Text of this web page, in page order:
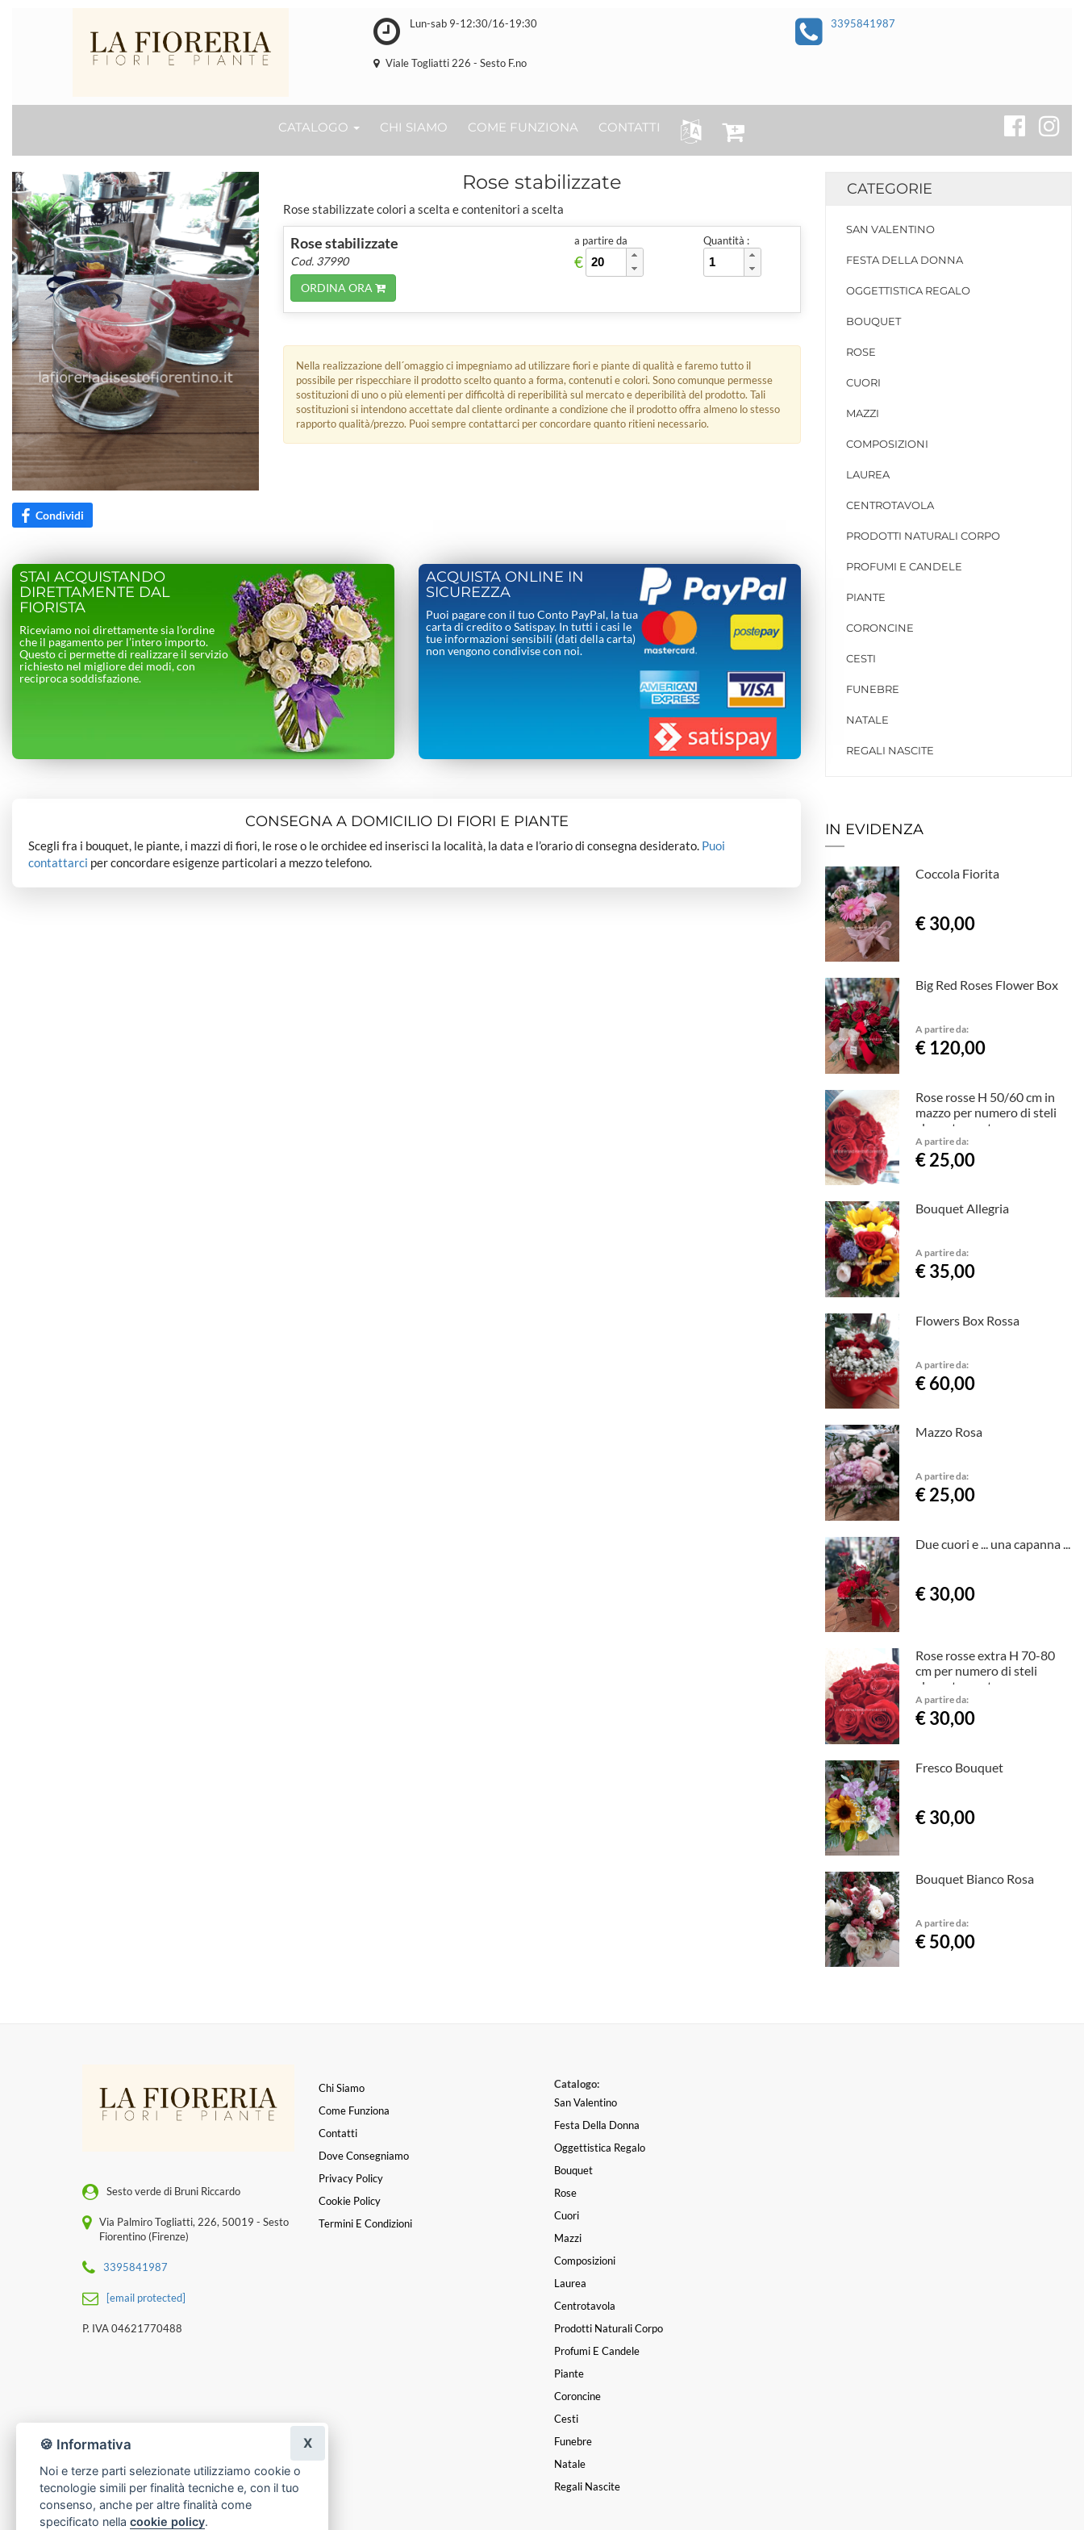
Lun-sab 9-12:30/16-19:30 3395841987
Viale Togliatti 226 - Sesto F.no
CATALOGO CHI SIAMO COME FUNZIONA CONTATTI
Condividi
Rose stabilizzate
Rose stabilizzate colori a scelta e contenitori a scelta
Rose stabilizzate
Cod. 37990
ORDINA ORA
a partire da
€
Quantità :
Nella realizzazione dell´omaggio ci impegniamo ad utilizzare fiori e piante di qualità e faremo tutto il
possibile per rispecchiare il prodotto scelto quanto a forma, contenuti e colori. Sono comunque permesse
sostituzioni di uno o più elementi per difficoltà di reperibilità sul mercato e deperibilità del prodotto. Tali
sostituzioni si intendono accettate dal cliente ordinante a condizione che il prodotto offra almeno lo stesso
rapporto qualità/prezzo. Puoi sempre contattarci per concordare quanto ritieni necessario.
STAI ACQUISTANDO
DIRETTAMENTE DAL
FIORISTA
Riceviamo noi direttamente sia l’ordine
che il pagamento per l’intero importo.
Questo ci permette di realizzare il servizio
richiesto nel migliore dei modi, con
reciproca soddisfazione.
ACQUISTA ONLINE IN
SICUREZZA
Puoi pagare con il tuo Conto PayPal, la tua
carta di credito o Satispay. In tutti i casi le
tue informazioni sensibili (dati della carta)
non vengono condivise con noi.
CONSEGNA A DOMICILIO DI FIORI E PIANTE
Scegli fra i bouquet, le piante, i mazzi di fiori, le rose o le orchidee ed inserisci la località, la data e l’orario di consegna desiderato. Puoi
contattarci per concordare esigenze particolari a mezzo telefono.
CATEGORIE
SAN VALENTINO
FESTA DELLA DONNA
OGGETTISTICA REGALO
BOUQUET
ROSE
CUORI
MAZZI
COMPOSIZIONI
LAUREA
CENTROTAVOLA
PRODOTTI NATURALI CORPO
PROFUMI E CANDELE
PIANTE
CORONCINE
CESTI
FUNEBRE
NATALE
REGALI NASCITE
IN EVIDENZA
Coccola Fiorita
€ 30,00
Big Red Roses Flower Box
A partire da:
€ 120,00
Rose rosse H 50/60 cm in
mazzo per numero di steli
elegantemente
confezionate
A partire da:
€ 25,00
Bouquet Allegria
A partire da:
€ 35,00
Flowers Box Rossa
A partire da:
€ 60,00
Mazzo Rosa
A partire da:
€ 25,00
Due cuori e ... una capanna ...
€ 30,00
Rose rosse extra H 70-80
cm per numero di steli
elegantemente
confezionate
A partire da:
€ 30,00
Fresco Bouquet
€ 30,00
Bouquet Bianco Rosa
A partire da:
€ 50,00
Sesto verde di Bruni Riccardo
Via Palmiro Togliatti, 226, 50019 - Sesto
Fiorentino (Firenze)
3395841987
[email protected]
P. IVA 04621770488
Chi Siamo
Come Funziona
Contatti
Dove Consegniamo
Privacy Policy
Cookie Policy
Termini E Condizioni
Catalogo:
San Valentino
Festa Della Donna
Oggettistica Regalo
Bouquet
Rose
Cuori
Mazzi
Composizioni
Laurea
Centrotavola
Prodotti Naturali Corpo
Profumi E Candele
Piante
Coroncine
Cesti
Funebre
Natale
Regali Nascite
🍪 Informativa
Noi e terze parti selezionate utilizziamo cookie o
tecnologie simili per finalità tecniche e, con il tuo
consenso, anche per altre finalità come
specificato nella cookie policy.
X